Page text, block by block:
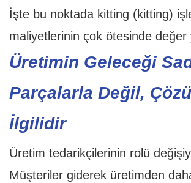
İşte bu noktada kitting (kitting)
maliyetlerinin çok ötesinde değer
Üretimin Geleceği
Parçalarla Değil,
İlgilidir
Üretim tedarikçilerinin rolü
Müşteriler giderek üretimden